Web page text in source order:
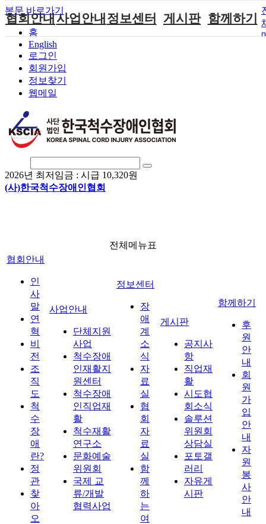
본문 바로가기
홈
English
로그인
회원가입
정보찾기
웹메일
2026년 최저임금 : 시급 10,320원
(사)한국척수장애인협회
협회안내
인사말
연혁
비전
조직도
척수장애란?
정관
찾아오시는길
사업안내
단체지원사업
척수장애인재
활지원센터
척수장애인직
척수재활연구
소
국제 교류/개
발 협력사업
정보센터 게시판
포토갤러리
자유게시판
함께하기
전체메뉴표
협회안내
인
사
말
연
혁
비
전
조
직
도
척
수
장
애
란?
정
관
찾
아
오
사업안내
단체지원
사업
척수장애
인재활지
원센터
척수장애
인직업재
활
척수재활
연구소
문화예술
위원회
국제 교
류/개발
협력사업
정보센터
장
애
계
소
식
자
료
실
협
회
자
료
실
함
께
하
는
여
게시판
공지사
항
직업재
활
시도협
회소식
솔루션
위원회
상담실
포토갤
러리
자유게
시판
함께하기
후
원
안
내
회
원
가
입
안
내
자
원
봉
사
안
내